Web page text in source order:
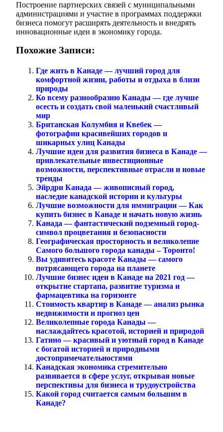
Построение партнерских связей с муниципальными
администрациями и участие в программах поддержки
бизнеса помогут расширять деятельность и внедрять
инновационные идеи в экономику города.
Похожие Записи:
Где жить в Канаде — лучший город для
комфортной жизни, работы и отдыха в близи
природы
Ко всему разнообразию Канады — где лучше
осесть и создать свой маленький счастливый
мир
Британская Колумбия и Квебек —
фотографии красивейших городов и
шикарных улиц Канады
Лучшие идеи для развития бизнеса в Канаде —
привлекательные инвестиционные
возможности, перспективные отрасли и новые
тренды
Эйрдри Канада — живописный город,
наследие канадской истории и культуры
Лучшие возможности для иммиграции — Как
купить бизнес в Канаде и начать новую жизнь
Канада — фантастический подземный город-
символ процветания и безопасности
Географическая просторность и великолепие
Самого большого города канады – Торонто!
Вы удивитесь красоте Канады — самого
потрясающего города на планете
Лучшие бизнес идеи в Канаде на 2021 год —
открытие стартапа, развитие туризма и
фармацевтика на горизонте
Стоимость квартир в Канаде — анализ рынка
недвижимости и прогноз цен
Великолепные города Канады —
наслаждайтесь красотой, историей и природой
Гатино — красивый и уютный город в Канаде
с богатой историей и природными
достопримечательностями
Канадская экономика стремительно
развивается в сфере услуг, открывая новые
перспективы для бизнеса и трудоустройства
Какой город считается самым большим в
Канаде?